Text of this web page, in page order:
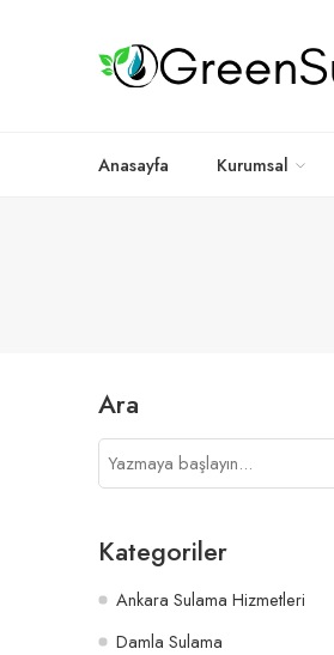
Anasayfa Kurumsal
Ara
Kategoriler
Ankara Sulama Hizmetleri
Damla Sulama